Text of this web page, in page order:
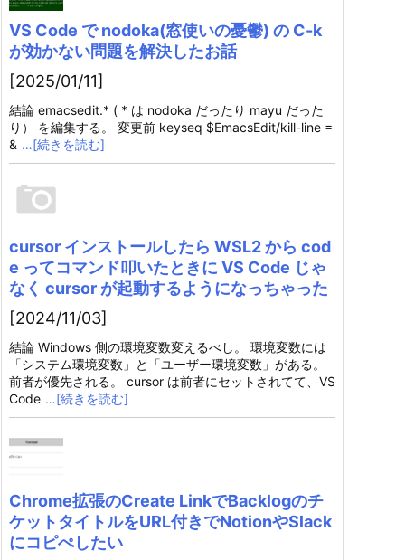
VS Code で nodoka(窓使いの憂鬱) の C-k
が効かない問題を解決したお話
[2025/01/11]
結論 emacsedit.* ( * は nodoka だったり mayu だった
り） を編集する。 変更前 keyseq $EmacsEdit/kill-line =
& …[続きを読む]
cursor インストールしたら WSL2 から cod
e ってコマンド叩いたときに VS Code じゃ
なく cursor が起動するようになっちゃった
[2024/11/03]
結論 Windows 側の環境変数変えるべし。 環境変数には
「システム環境変数」と「ユーザー環境変数」がある。
前者が優先される。 cursor は前者にセットされてて、VS
Code …[続きを読む]
Chrome拡張のCreate LinkでBacklogのチ
ケットタイトルをURL付きでNotionやSlack
にコピぺしたい